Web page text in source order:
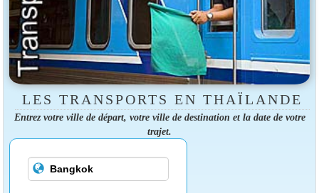
LES TRANSPORTS EN THAÏLANDE
Entrez votre ville de départ, votre ville de destination et la date de votre
trajet.